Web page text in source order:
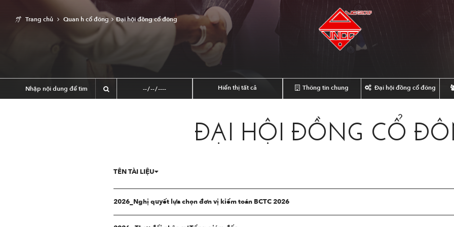
Hiển thị tất cả Thông tin chung Đại hội đồng cổ đông
Trang chủ Quan h cổ đông Đại hội đồng cổ đông
ĐẠI HỘI ĐỒNG CỔ
TÊN TÀI LIỆU
2026_Nghị quyết lựa chọn đơn vị kiểm toán BCTC 2026